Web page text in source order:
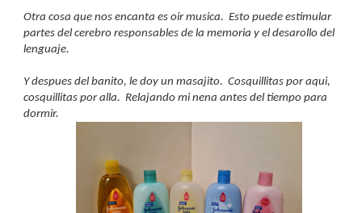
Otra cosa que nos encanta es oir musica.  Esto puede estimular
partes del cerebro responsables de la memoria y el desarollo del
lenguaje.
Y despues del banito, le doy un masajito.  Cosquillitas por aqui,
cosquillitas por alla.  Relajando mi nena antes del tiempo para
dormir.